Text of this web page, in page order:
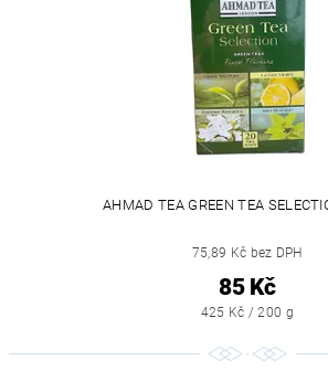
AHMAD TEA GREEN TEA
75,89 Kč bez DPH
85 Kč
425 Kč / 200 g